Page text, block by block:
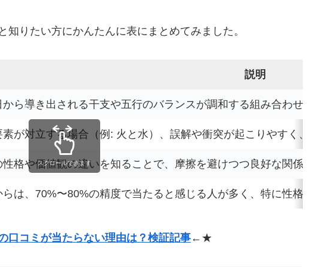
りたい方にかんたんに表にまとめてみました。
説明
ら導き出される干支や五行のバランスが調和する組み合わせ
が対立する場合（例: 火と水）、誤解や衝突が起こりやすく、
格や価値観の違いを知ることで、摩擦を避けつつ良好な関係を
は、70%〜80%の精度で当たると感じる人が多く、特に性格
スクロールできます
口コミが当たらない理由は？検証記事←★